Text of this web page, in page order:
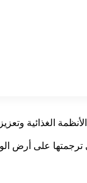
الغذائية
ترجمتها على أرض